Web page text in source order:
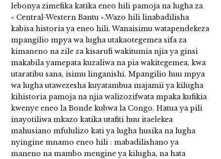
lebonya zimefika katika eneo hili pamoja na lugha za
« Central-Western Bantu ».Wazo hili linabadilisha
kabisa historia ya eneo hili. Wanaisimu watapendekeza
mpangilio mpya wa lugha utakaotegemea sifa za
kimaneno na zile za kisarufi wakitumia njia ya ginsi
makabila yamepata kuzaliwa na pia wakitegemea, kwa
utaratibu sana, isimu linganishi. Mpangilio huu mpya
wa lugha utawezesha kuyatambua majamii ya kilugha
kihistoria pamoja na njia walizozifwata mpaka kufikia
kwenye eneo la Bonde kubwa la Congo. Hatua ya pili
inayotiliwa mkazo katika utafiti huu itaelekea
mahusiano mfululizo kati ya lugha husika na lugha
nyingine mnamo eneo hili : mabadilishano ya
maneno na mambo mengine ya kilugha, na hata